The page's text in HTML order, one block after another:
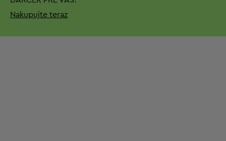
Nakupujte teraz